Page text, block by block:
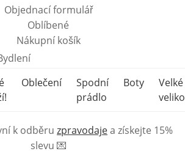
Objednací formulář
Oblíbené
Nákupní košík
produktů
Oblečení
Spodní
prádlo
Boty
Velké
k odběru zpravodajea získejte 15%
slevu 💌